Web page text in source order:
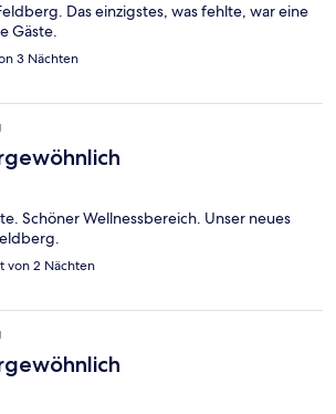
Das einzigstes, was fehlte, war eine
Gäste.
3 Nächten
Schöner Wellnessbereich. Unser neues
von 2 Nächten